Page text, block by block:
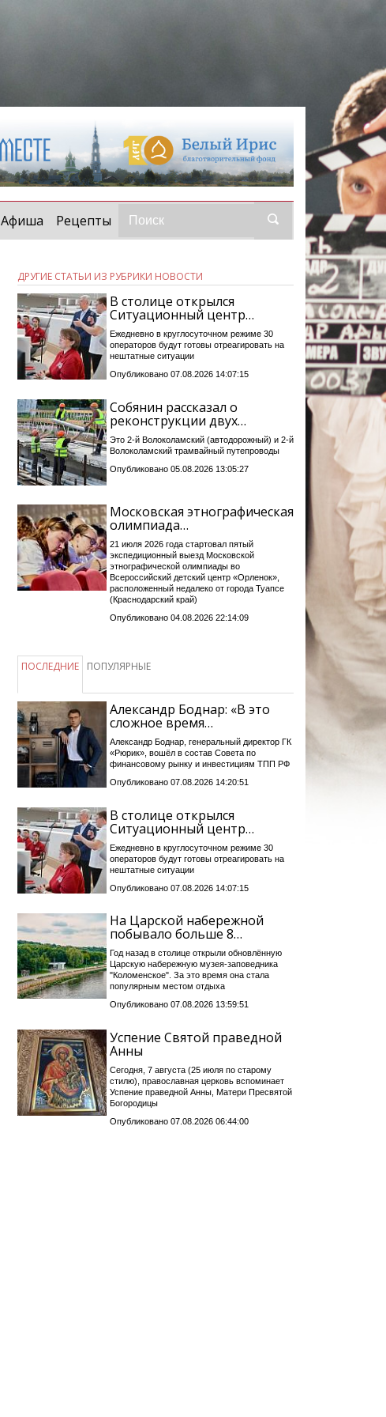
Афиша Рецепты
ДРУГИЕ СТАТЬИ ИЗ РУБРИКИ НОВОСТИ
В столице открылся
Ситуационный центр…
Ежедневно в круглосуточном режиме 30
операторов будут готовы отреагировать на
нештатные ситуации
Опубликовано 07.08.2026 14:07:15
Собянин рассказал о
реконструкции двух…
Это 2-й Волоколамский (автодорожный) и 2-й
Волоколамский трамвайный путепроводы
Опубликовано 05.08.2026 13:05:27
Московская этнографическая
олимпиада…
21 июля 2026 года стартовал пятый
экспедиционный выезд Московской
этнографической олимпиады во
Всероссийский детский центр «Орленок»,
расположенный недалеко от города Туапсе
(Краснодарский край)
Опубликовано 04.08.2026 22:14:09
ПОСЛЕДНИЕ ПОПУЛЯРНЫЕ
Александр Боднар: «В это
сложное время…
Александр Боднар, генеральный директор ГК
«Рюрик», вошёл в состав Совета по
финансовому рынку и инвестициям ТПП РФ
Опубликовано 07.08.2026 14:20:51
В столице открылся
Ситуационный центр…
Ежедневно в круглосуточном режиме 30
операторов будут готовы отреагировать на
нештатные ситуации
Опубликовано 07.08.2026 14:07:15
На Царской набережной
побывало больше 8…
Год назад в столице открыли обновлённую
Царскую набережную музея-заповедника
"Коломенское". За это время она стала
популярным местом отдыха
Опубликовано 07.08.2026 13:59:51
Успение Святой праведной
Анны
Сегодня, 7 августа (25 июля по старому
стилю), православная церковь вспоминает
Успение праведной Анны, Матери Пресвятой
Богородицы
Опубликовано 07.08.2026 06:44:00